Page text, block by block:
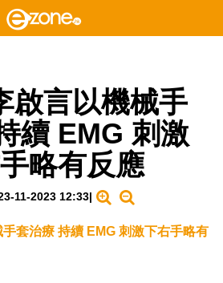
啟言以機械手
續 EMG 刺激
略有反應
11-2023 12:33|